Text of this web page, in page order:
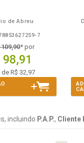
de Abreu
7
109,90* por
98,91
de R$ 32,97
incluindo P.A.P., Cliente